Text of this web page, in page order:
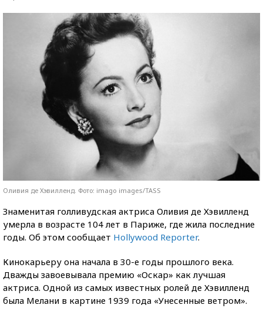
Оливия де Хэвилленд. Фото: imago images/TASS
Знаменитая голливудская актриса Оливия де Хэвилленд
умерла в возрасте 104 лет в Париже, где жила последние
годы. Об этом сообщает Hollywood Reporter.
Кинокарьеру она начала в 30-е годы прошлого века.
Дважды завоевывала премию «Оскар» как лучшая
актриса. Одной из самых известных ролей де Хэвилленд
была Мелани в картине 1939 года «Унесенные ветром».